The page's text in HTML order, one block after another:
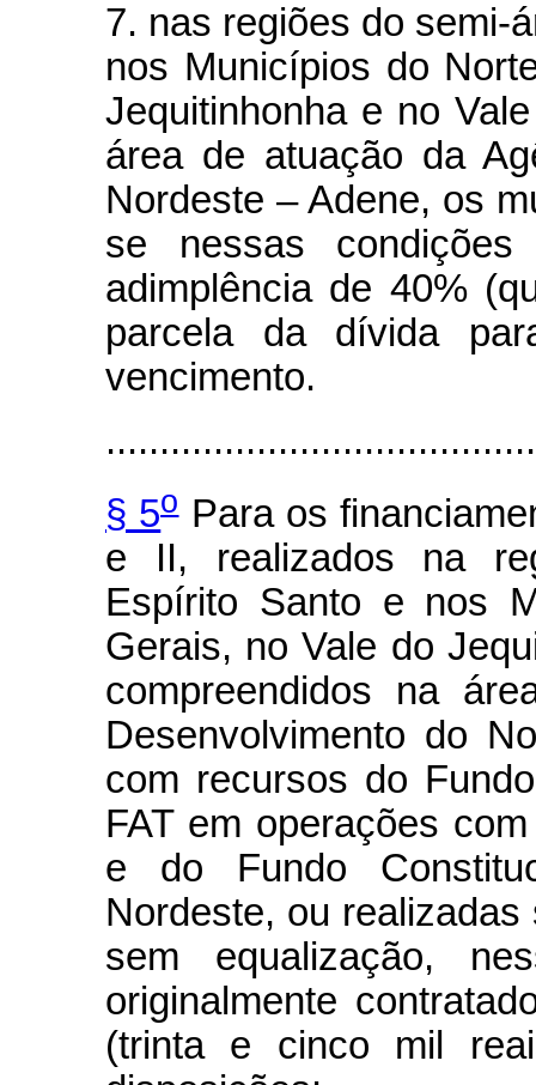
7. nas regiões do semi-
nos Municípios do
Jequitinhonha e no
área de atuação da
Nordeste – Adene, os
se nessas
adimplência de 40%
parcela da dívida
vencimento.
§ 5oPara os
e II, realizados na
Espírito Santo e nos
Gerais, no Vale do
compreendidos na
Desenvolvimento do
com recursos do
FAT em operações
e do Fundo
Nordeste, ou
sem equalização,
originalmente
(trinta e cinco mil